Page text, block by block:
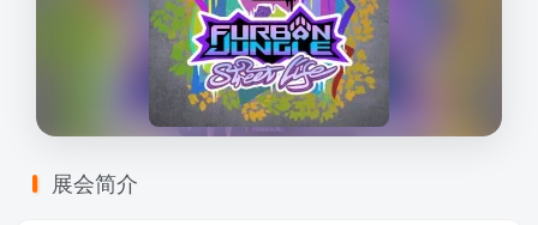
展会简介